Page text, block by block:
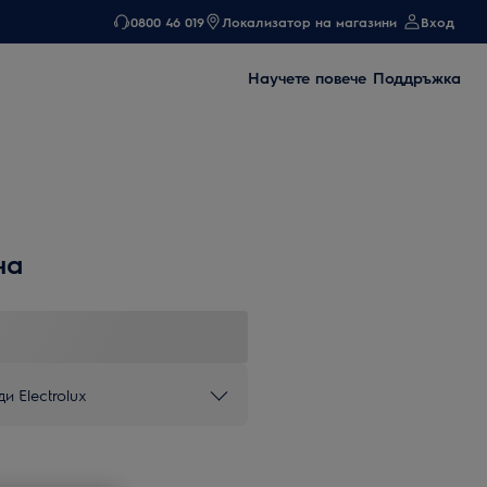
0800 46 019 Локализатор на магазини Вход
Научете повече Поддръжка
Electrolux